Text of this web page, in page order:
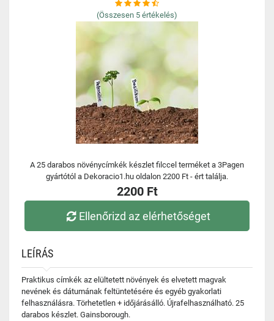
(Összesen 5 értékelés)
A 25 darabos növénycímkék készlet filccel terméket a 3Pagen
gyártótól a Dekoracio1.hu oldalon 2200 Ft - ért találja.
2200 Ft
Ellenőrizd az elérhetőséget
LEÍRÁS
Praktikus címkék az elültetett növények és elvetett magvak
nevének és dátumának feltüntetésére és egyéb gyakorlati
felhasználásra. Törhetetlen + időjárásálló. Újrafelhasználható. 25
darabos készlet. Gainsborough.